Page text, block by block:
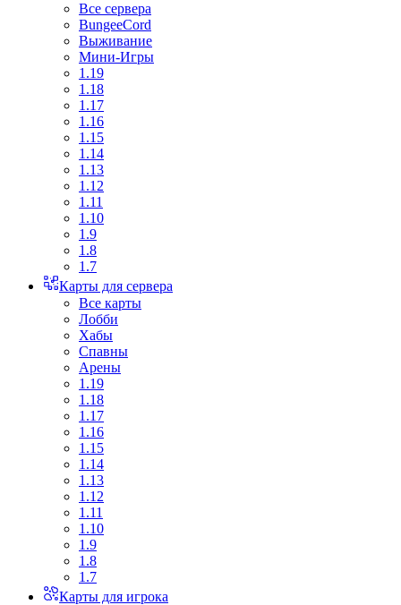
Все сервера
BungeeCord
Выживание
Мини-Игры
1.19
1.18
1.17
1.16
1.15
1.14
1.13
1.12
1.11
1.10
1.9
1.8
1.7
Карты для сервера
Все карты
Лобби
Хабы
Спавны
Арены
1.19
1.18
1.17
1.16
1.15
1.14
1.13
1.12
1.11
1.10
1.9
1.8
1.7
Карты для игрока